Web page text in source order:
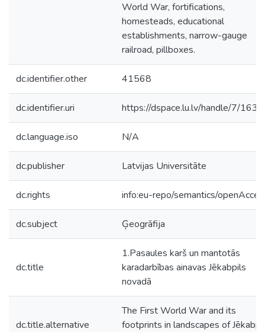
World War, fortifications,
homesteads, educational
establishments, narrow-gauge
railroad, pillboxes.
dc.identifier.other 41568
dc.identifier.uri https://dspace.lu.lv/handle/7/
dc.language.iso N/A
dc.publisher Latvijas Universitāte
dc.rights info:eu-repo/semantics/
dc.subject Ģeogrāfija
dc.title
1.Pasaules karš un mantotās
karadarbības ainavas Jēkabpils
novadā
dc.title.alternative
The First World War and its
footprints in landscapes of